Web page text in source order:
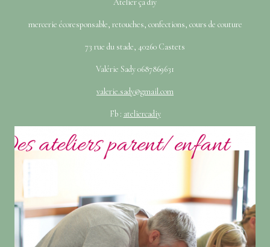
Atelier ça diy
mercerie écoresponsable, retouches, confections, cours de couture
73 rue du stade, 40260 Castets
Valérie Sady 0687869631
valerie.sady@gmail.com
Fb : ateliercadiy